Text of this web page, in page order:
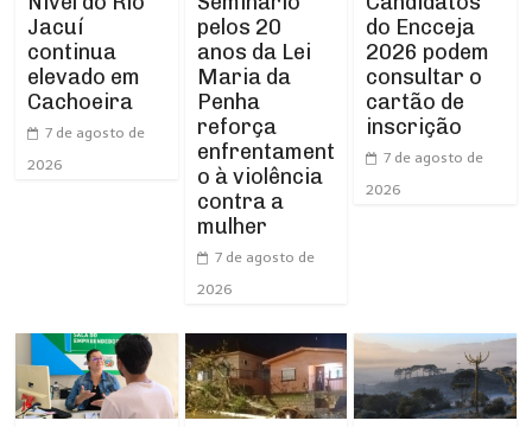
Jacuí
continua
elevado em
Cachoeira
7 de agosto de
2026
pelos 20
anos da Lei
Maria da
Penha
reforça
enfrentament
o à violência
contra a
mulher
7 de agosto de
2026
do Encceja
2026 podem
consultar o
cartão de
inscrição
7 de agosto de
2026